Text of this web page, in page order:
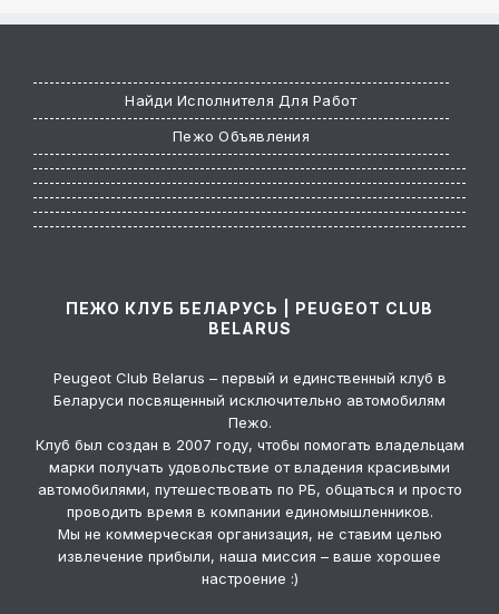
Доставка
автозапчастей из
Литвы и Польши
1.00 BYN
Двигатель
турбированный EP6
CDT, 5F02, Euro 5
4,879.00 BYN
Задние
Автор
Найди Исполнителя Для Работ
Пежо Объявления
ПЕЖО КЛУБ БЕЛАРУСЬ | PEUGEOT CLUB
BELARUS
Peugeot Club Belarus – первый и единственный клуб в
Беларуси посвященный исключительно автомобилям
Пежо.
Клуб был создан в 2007 году, чтобы помогать владельцам
марки получать удовольствие от владения красивыми
автомобилями, путешествовать по РБ, общаться и просто
проводить время в компании единомышленников.
Мы не коммерческая организация, не ставим целью
извлечение прибыли, наша миссия – ваше хорошее
настроение :)